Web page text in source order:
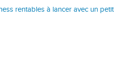
rentables à lancer avec un petit